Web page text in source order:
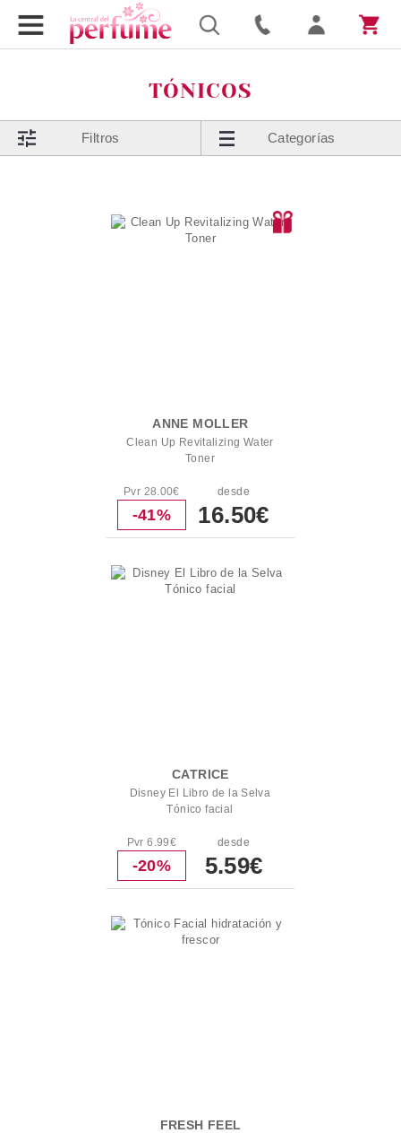
TÓNICOS
Filtros Categorías
ANNE MOLLER
Clean Up Revitalizing Water
Toner
Pvr 28.00€
-41%
desde
16.50€
CATRICE
Disney El Libro de la Selva
Tónico facial
Pvr 6.99€
-20%
desde
5.59€
FRESH FEEL